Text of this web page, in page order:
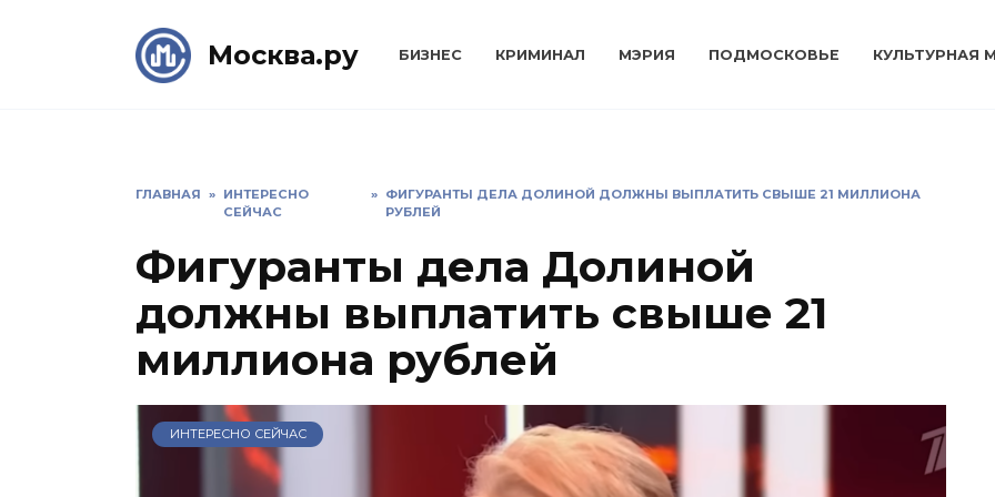
Москва.ру БИЗНЕС КРИМИНАЛ МЭРИЯ ПОДМОСКОВЬЕ КУЛЬТУРНАЯ
ГЛАВНАЯ » ИНТЕРЕСНО
СЕЙЧАС
» ФИГУРАНТЫ ДЕЛА ДОЛИНОЙ ДОЛЖНЫ ВЫПЛАТИТЬ СВЫШЕ 21 МИЛЛИОНА
РУБЛЕЙ
Фигуранты дела Долиной
должны выплатить свыше 21
миллиона рублей
ИНТЕРЕСНО СЕЙЧАС